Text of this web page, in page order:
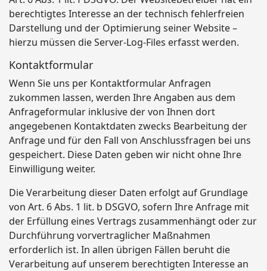
berechtigtes Interesse an der technisch fehlerfreien
Darstellung und der Optimierung seiner Website –
hierzu müssen die Server-Log-Files erfasst werden.
Kontaktformular
Wenn Sie uns per Kontaktformular Anfragen
zukommen lassen, werden Ihre Angaben aus dem
Anfrageformular inklusive der von Ihnen dort
angegebenen Kontaktdaten zwecks Bearbeitung der
Anfrage und für den Fall von Anschlussfragen bei uns
gespeichert. Diese Daten geben wir nicht ohne Ihre
Einwilligung weiter.
Die Verarbeitung dieser Daten erfolgt auf Grundlage
von Art. 6 Abs. 1 lit. b DSGVO, sofern Ihre Anfrage mit
der Erfüllung eines Vertrags zusammenhängt oder zur
Durchführung vorvertraglicher Maßnahmen
erforderlich ist. In allen übrigen Fällen beruht die
Verarbeitung auf unserem berechtigten Interesse an